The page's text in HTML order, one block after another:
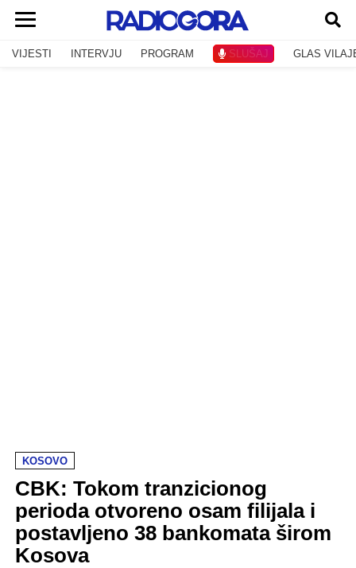
VIJESTI INTERVJU PROGRAM SLUŠAJ GLAS
KOSOVO
CBK: Tokom tranzicionog
perioda otvoreno osam filijala i
postavljeno 38 bankomata širom
Kosova